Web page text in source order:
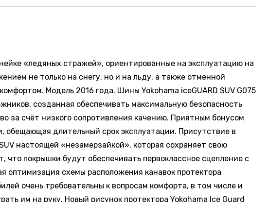
«ледяных стражей», ориентированные на эксплуатацию на
не только на снегу, но и на льду, а также отменной
Модель 2016 года. Шины Yokohama iceGUARD SUV G075
созданная обеспечивать максимальную безопасность
за счёт низкого сопротивления качению. Приятным бонусом
обещающая длительный срок эксплуатации. Присутствие в
настоящей «незамерзайкой», которая сохраняет свою
покрышки будут обеспечивать первоклассное сцепление с
оптимизация схемы расположения канавок протектора
очень требовательны к вопросам комфорта, в том числе и
им на руку. Новый рисунок протектора Yokohama Ice Guard